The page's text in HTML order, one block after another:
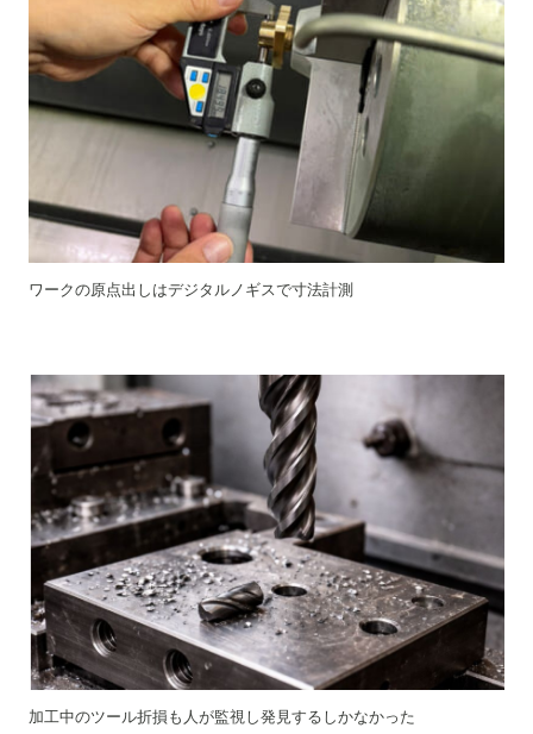
ワークの原点出しはデジタルノギスで寸法計測
加工中のツール折損も人が監視し発見するしかなかった